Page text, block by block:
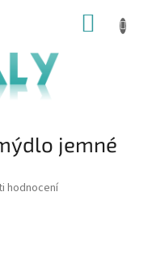
KOŠÍK
jemné
hodnocení